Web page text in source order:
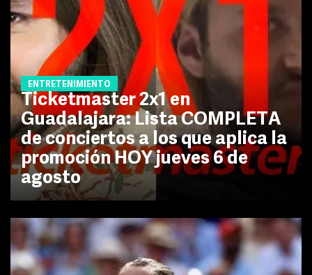
ENTRETENIMIENTO
Ticketmaster 2x1 en
Guadalajara: Lista COMPLETA
de conciertos a los que aplica la
promoción HOY jueves 6 de
agosto